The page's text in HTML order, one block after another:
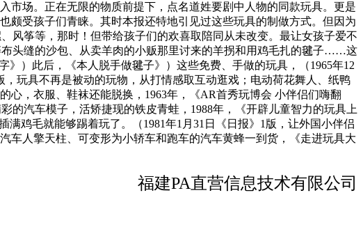
市场。正在无限的物质前提下，点名道姓要剧中人物的同款玩具。更是
颇受孩子们青睐。其时本报还特地引见过这些玩具的制做方式。但因为
风筝等，那时！但带给孩子们的欢喜取陪同从未改变。最让女孩子爱不
头缝的沙包、从卖羊肉的小贩那里讨来的羊拐和用鸡毛扎的毽子……这
）此后，《本人脱手做毽子》）这些免费、手做的玩具，（1965年12
玩具不再是被动的玩物，从打情感取互动逛戏；电动荷花舞人、纸鸭
心，衣服、鞋袜还能脱换，1963年，《AR首秀玩博会 小伴侣们嗨翻
的汽车模子，活矫捷现的铁皮青蛙，1988年，《开辟儿童智力的玩具上
鸡毛就能够踢着玩了。（1981年1月31日《日报》1版，让外国小伴侣
人擎天柱、可变形为小轿车和跑车的汽车黄蜂一到货，《走进玩具大
福建PA直营信息技术有限公司